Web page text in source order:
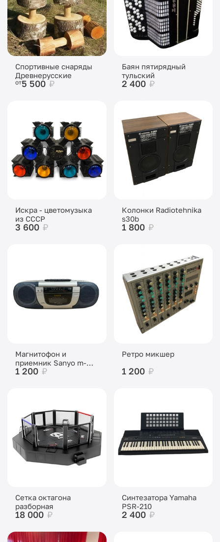
Спортивные снаряды
Древнерусские
от5 500₽
Баян пятирядный
тульский
2 400 ₽
Искра - цветомузыка
из СССР
3 600 ₽
Колонки Radiotehnika
s30b
1 800 ₽
Магнитофон и
приемник Sanyo m-
x220df
1 200 ₽
Ретро микшер
1 200 ₽
Сетка октагона
разборная
18 000 ₽
Синтезатора Yamaha
PSR-210
2 400 ₽